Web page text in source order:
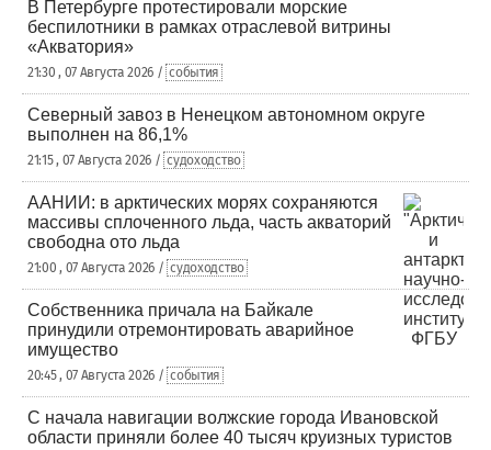
В Петербурге протестировали морские
беспилотники в рамках отраслевой витрины
«Акватория»
21:30 , 07 Августа 2026 / события
Северный завоз в Ненецком автономном округе
выполнен на 86,1%
21:15 , 07 Августа 2026 / судоходство
ААНИИ: в арктических морях сохраняются
массивы сплоченного льда, часть акваторий
свободна ото льда
21:00 , 07 Августа 2026 / судоходство
Собственника причала на Байкале
принудили отремонтировать аварийное
имущество
20:45 , 07 Августа 2026 / события
С начала навигации волжские города Ивановской
области приняли более 40 тысяч круизных туристов